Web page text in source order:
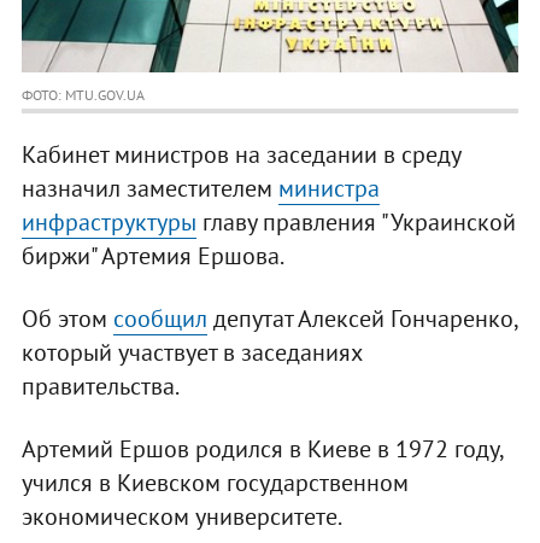
ФОТО: MTU.GOV.UA
Кабинет министров на заседании в среду
назначил заместителем министра
инфраструктуры главу правления "Украинской
биржи" Артемия Ершова.
Об этом сообщил депутат Алексей Гончаренко,
который участвует в заседаниях
правительства.
Артемий Ершов родился в Киеве в 1972 году,
учился в Киевском государственном
экономическом университете.